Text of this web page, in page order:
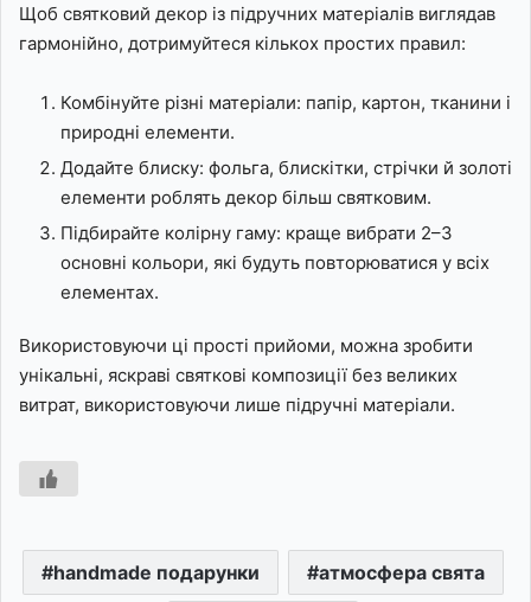
Щоб святковий декор із підручних матеріалів виглядав
гармонійно, дотримуйтеся кількох простих правил:
Комбінуйте різні матеріали: папір, картон, тканини і
природні елементи.
Додайте блиску: фольга, блискітки, стрічки й золоті
елементи роблять декор більш святковим.
Підбирайте колірну гаму: краще вибрати 2–3
основні кольори, які будуть повторюватися у всіх
елементах.
Використовуючи ці прості прийоми, можна зробити
унікальні, яскраві святкові композиції без великих
витрат, використовуючи лише підручні матеріали.
handmade подарунки атмосфера свята